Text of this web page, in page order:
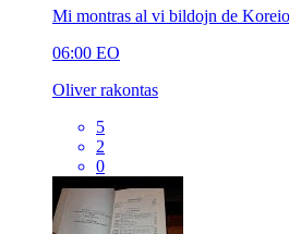
Mi montras al vi bildojn de
06:00 EO
Oliver rakontas
5
2
0